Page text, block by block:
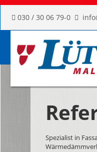
030 / 30 06 79-0
Spezialist in